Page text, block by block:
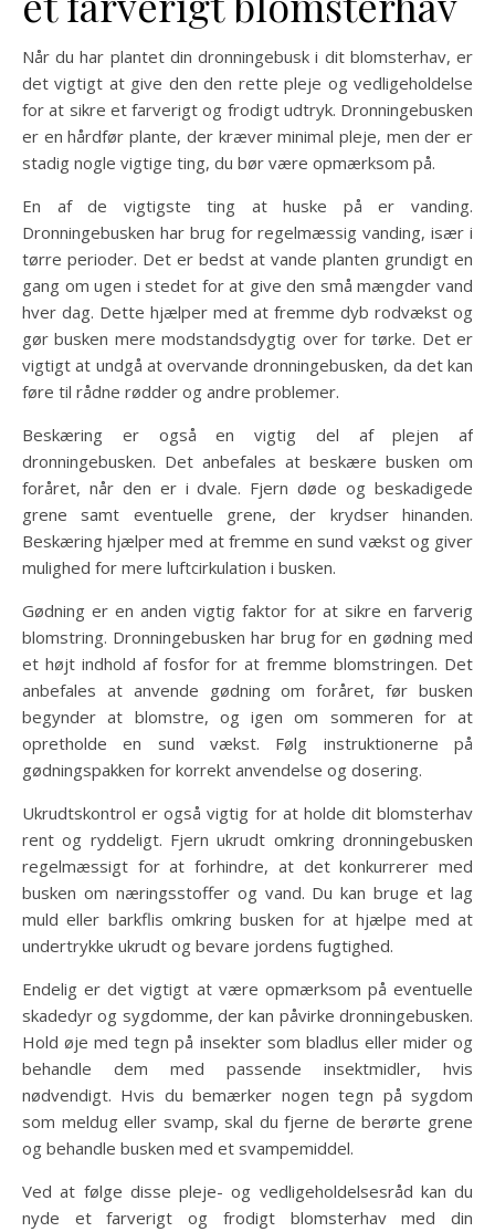
Når du har plantet din dronningebusk i dit blomsterhav, er
det vigtigt at give den den rette pleje og vedligeholdelse
for at sikre et farverigt og frodigt udtryk. Dronningebusken
er en hårdfør plante, der kræver minimal pleje, men der er
stadig nogle vigtige ting, du bør være opmærksom på.
En af de vigtigste ting at huske på er vanding.
Dronningebusken har brug for regelmæssig vanding, især i
tørre perioder. Det er bedst at vande planten grundigt en
gang om ugen i stedet for at give den små mængder vand
hver dag. Dette hjælper med at fremme dyb rodvækst og
gør busken mere modstandsdygtig over for tørke. Det er
vigtigt at undgå at overvande dronningebusken, da det kan
føre til rådne rødder og andre problemer.
Beskæring er også en vigtig del af plejen af
dronningebusken. Det anbefales at beskære busken om
foråret, når den er i dvale. Fjern døde og beskadigede
grene samt eventuelle grene, der krydser hinanden.
Beskæring hjælper med at fremme en sund vækst og giver
mulighed for mere luftcirkulation i busken.
Gødning er en anden vigtig faktor for at sikre en farverig
blomstring. Dronningebusken har brug for en gødning med
et højt indhold af fosfor for at fremme blomstringen. Det
anbefales at anvende gødning om foråret, før busken
begynder at blomstre, og igen om sommeren for at
opretholde en sund vækst. Følg instruktionerne på
gødningspakken for korrekt anvendelse og dosering.
Ukrudtskontrol er også vigtig for at holde dit blomsterhav
rent og ryddeligt. Fjern ukrudt omkring dronningebusken
regelmæssigt for at forhindre, at det konkurrerer med
busken om næringsstoffer og vand. Du kan bruge et lag
muld eller barkflis omkring busken for at hjælpe med at
undertrykke ukrudt og bevare jordens fugtighed.
Endelig er det vigtigt at være opmærksom på eventuelle
skadedyr og sygdomme, der kan påvirke dronningebusken.
Hold øje med tegn på insekter som bladlus eller mider og
behandle dem med passende insektmidler, hvis
nødvendigt. Hvis du bemærker nogen tegn på sygdom
som meldug eller svamp, skal du fjerne de berørte grene
og behandle busken med et svampemiddel.
Ved at følge disse pleje- og vedligeholdelsesråd kan du
nyde et farverigt og frodigt blomsterhav med din